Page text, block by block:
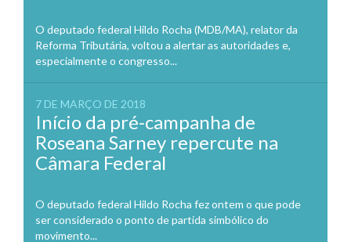
O deputado federal Hildo Rocha (MDB/MA), relator da
Reforma Tributária, voltou a alertar as autoridades e,
especialmente o congresso...
7 DE MARÇO DE 2018
Início da pré-campanha de
Roseana Sarney repercute na
Câmara Federal
O deputado federal Hildo Rocha fez ontem o que pode
ser considerado o ponto de partida simbólico do
movimento...